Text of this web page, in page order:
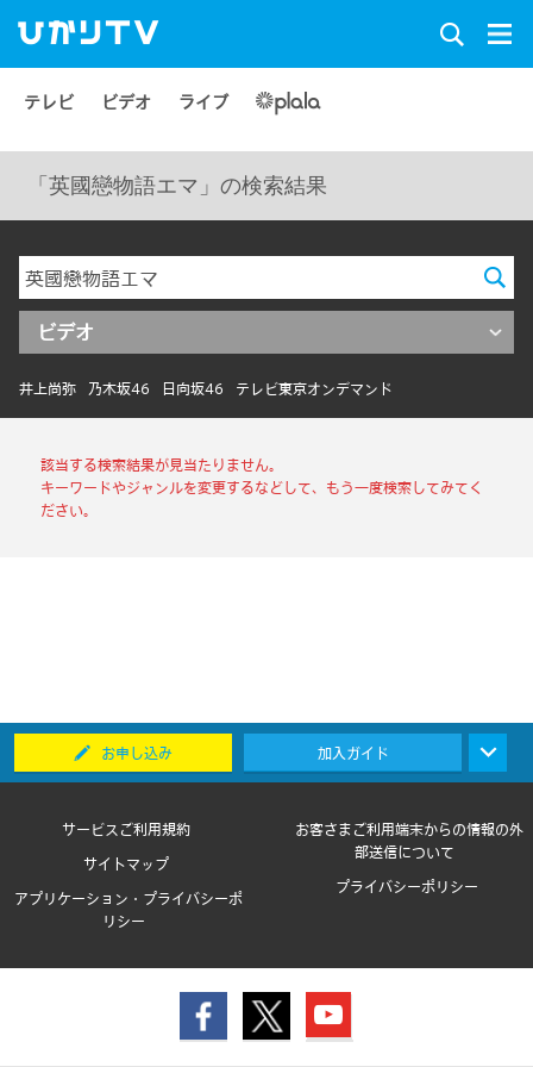
テレビ ビデオ ライブ
「英國戀物語エマ」の検索結果
ビデオ
井上尚弥 乃木坂46 日向坂46 テレビ東京オンデマンド
該当する検索結果が見当たりません。
キーワードやジャンルを変更するなどして、もう一度検索してみてく
ださい。
お申し込み 加入ガイド
サービスご利用規約
お客さまご利用端末からの情報の外
部送信について
サイトマップ
プライバシーポリシー
アプリケーション・プライバシーポ
リシー